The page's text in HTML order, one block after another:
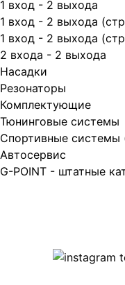
1 вход - 2 выхода
1 вход - 2 выхода
1 вход - 2 выхода
2 входа - 2 выхода
Насадки
Резонаторы
Комплектующие
Тюнинговые системы
Спортивные системы
Автосервис
G-POINT - штатные